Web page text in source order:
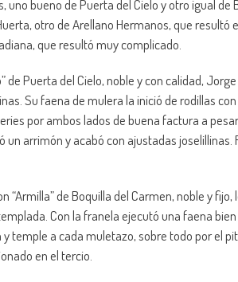
uno bueno de Puerta del Cielo y otro igual de
otro de Arellano Hermanos, que resultó
que resultó muy complicado.
de Puerta del Cielo, noble y con calidad,
Su faena de mulera la inició de rodillas
por ambos lados de buena factura a
arrimón y acabó con ajustadas joselillinas.
“Armilla” de Boquilla del Carmen, noble y
Con la franela ejecutó una faena
temple a cada muletazo, sobre todo por el
en el tercio.